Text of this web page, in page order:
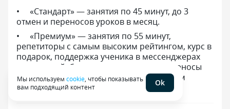
«Стандарт» — занятия по 45 минут, до 3
отмен и переносов уроков в месяц.
«Премиум» — занятия по 55 минут,
репетиторы с самым высоким рейтингом, курс в
подарок, поддержка ученика в мессенджерах
вне занятий, безлимит на отмены и переносы
уроков, индивидуальный подход с учетом
особенностей здоровья ученика.
Мы используем cookie , чтобы показывать
вам подходящий контент
Ok